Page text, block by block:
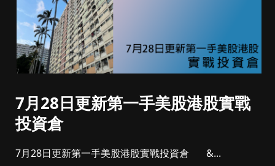
7月28日更新第一手美股港股實戰
投資倉
7月28日更新第一手美股港股實戰投資倉 &...